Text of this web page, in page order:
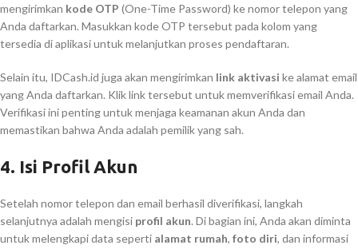
mengirimkan kode OTP (One-Time Password) ke nomor telepon yang
Anda daftarkan. Masukkan kode OTP tersebut pada kolom yang
tersedia di aplikasi untuk melanjutkan proses pendaftaran.
Selain itu, IDCash.id juga akan mengirimkan link aktivasi ke alamat email
yang Anda daftarkan. Klik link tersebut untuk memverifikasi email Anda.
Verifikasi ini penting untuk menjaga keamanan akun Anda dan
memastikan bahwa Anda adalah pemilik yang sah.
4. Isi Profil Akun
Setelah nomor telepon dan email berhasil diverifikasi, langkah
selanjutnya adalah mengisi profil akun. Di bagian ini, Anda akan diminta
untuk melengkapi data seperti alamat rumah, foto diri, dan informasi